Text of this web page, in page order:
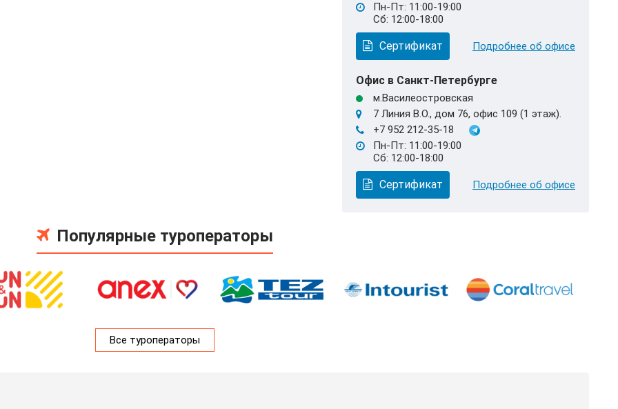
Пн-Пт: 11:00-19:00
Сб: 12:00-18:00
Сертификат Подробнее об офисе
Офис в Санкт-Петербурге
м.Василеостровская
7 Линия В.О., дом 76, офис 109 (1 этаж).
+7 952 212-35-18
Пн-Пт: 11:00-19:00
Сб: 12:00-18:00
Сертификат Подробнее об офисе
Популярные туроператоры
Все туроператоры